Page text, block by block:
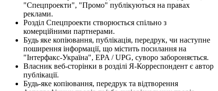
"Спецпроекти", "Промо" публікуються на правах
реклами.
Розділ Спецпроекти створюється спільно з
комерційними партнерами.
Будь яке копіювання, публікація, передрук, чи наступне
поширення інформації, що містить посилання на
"Інтерфакс-Україна", EPA / UPG, суворо забороняється.
Власник веб-сторінки в розділі Я-Корреспондент є автор
публікації.
Будь-яке копіювання, передрук та відтворення